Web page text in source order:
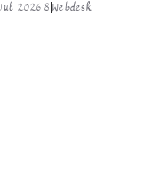
Webdesk
|
8 Jul 2026